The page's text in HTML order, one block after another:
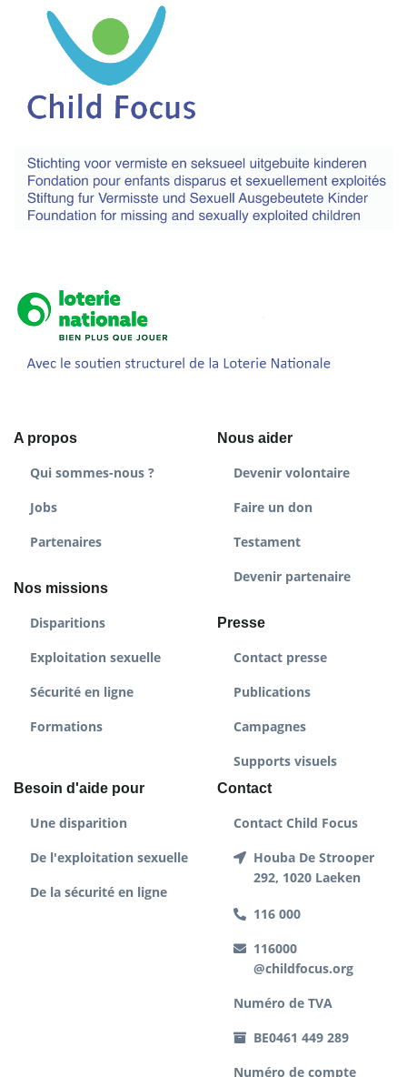
A propos
Qui sommes-nous ?
Jobs
Partenaires
Nos missions
Disparitions
Exploitation sexuelle
Sécurité en ligne
Formations
Nous aider
Devenir volontaire
Faire un don
Testament
Devenir partenaire
Presse
Contact presse
Publications
Campagnes
Supports visuels
Besoin d'aide pour
Une disparition
De l'exploitation sexuelle
De la sécurité en ligne
Contact
Contact Child Focus
Houba De Strooper
292, 1020 Laeken
116 000
116000
@childfocus.org
Numéro de TVA
BE0461 449 289
Numéro de compte